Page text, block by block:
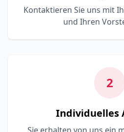
Kontaktieren Sie uns mit
und Ihren
2
Individuelles